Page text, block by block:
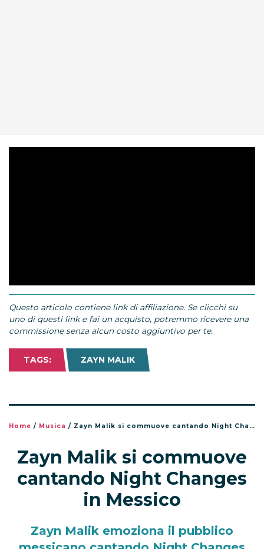
Questo articolo contiene link di affiliazione. Se clicchi su
uno di questi link e fai un acquisto, potremmo ricevere una
commissione senza alcun costo aggiuntivo per te.
TAGS: ZAYN MALIK
Home / Musica / Zayn Malik si commuove cantando Night Changes in Messico
Zayn Malik si commuove
cantando Night Changes
in Messico
Zayn Malik emoziona il pubblico